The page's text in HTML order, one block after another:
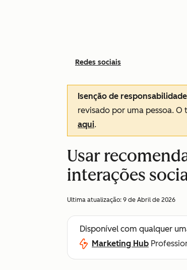
Redes sociais
Isenção de
revisado por uma pessoa. O
aqui.
Usar
interações
Ultima atualização: 9 de Abril de 2026
Disponível com qualquer
Marketing Hub